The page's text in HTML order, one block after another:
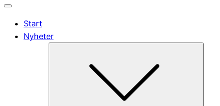
Start
Nyheter